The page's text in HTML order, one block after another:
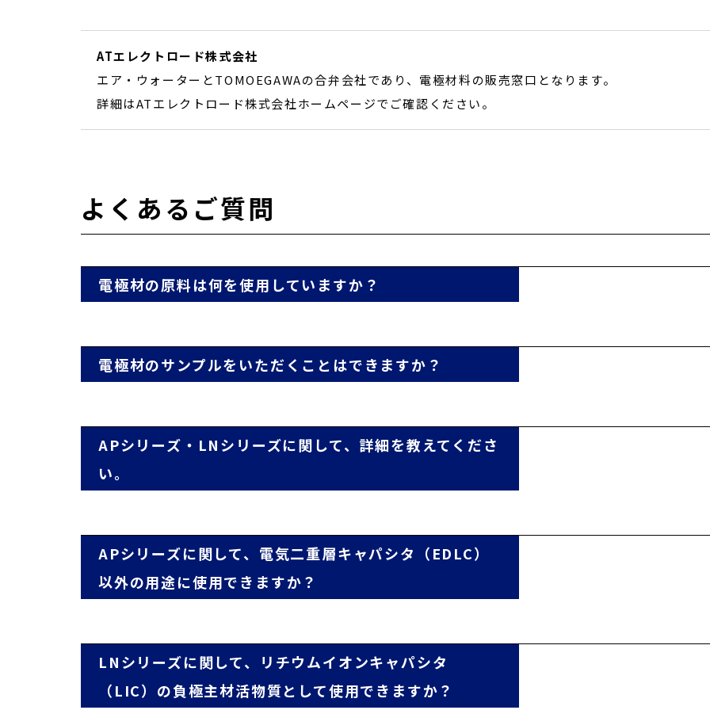
ATエレクトロード株式会社
エア・ウォーターとTOMOEGAWAの合弁会社であり、電極材料の販売窓口となります。
詳細はATエレクトロード株式会社ホームページでご確認ください。
よくあるご質問
電極材の原料は何を使用していますか？
電極材のサンプルをいただくことはできますか？
APシリーズ・LNシリーズに関して、詳細を教えてくださ
い。
APシリーズに関して、電気二重層キャパシタ（EDLC）
以外の用途に使用できますか？
LNシリーズに関して、リチウムイオンキャパシタ
（LIC）の負極主材活物質として使用できますか？